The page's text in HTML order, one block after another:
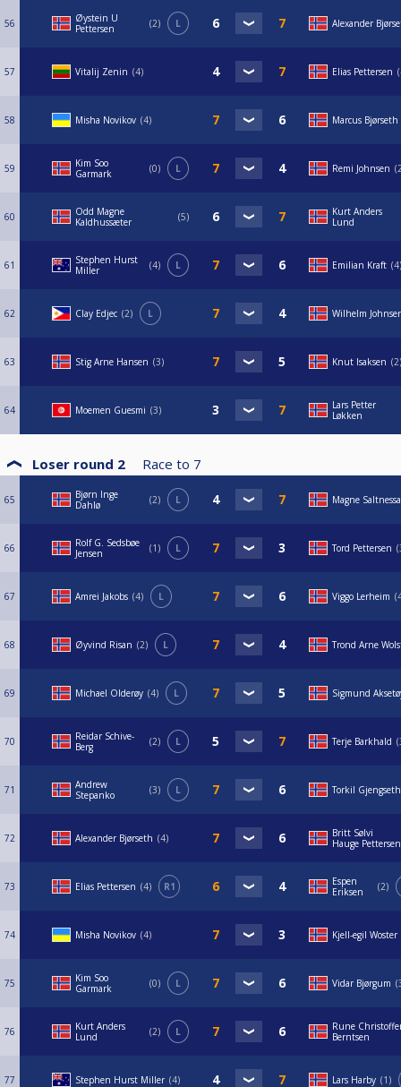
56
Øystein U
Pettersen
2 L Alexander
57 Vitalij Zenin 4 Elias Pettersen
58 Misha Novikov 4 Marcus Bjørseth
59
Kim Soo
Garmark
0 L Remi Johnsen
60
Odd Magne
Kaldhussæter
5
Kurt Anders
Lund
61
Stephen Hurst
Miller
4 L Emilian Kraft 4
62 Clay Edjec 2 L Wilhelm
63 Stig Arne Hansen 3 Knut Isaksen 2
64 Moemen Guesmi 3
Lars Petter
Løkken
Loser round 2 Race to 7
65
Bjørn Inge
Dahlø
2 L Magne
66
Rolf G. Sedsbøe
Jensen
1 L Tord Pettersen
67 Amrei Jakobs 4 L Viggo Lerheim
68 Øyvind Risan 2 L Trond Arne
69 Michael Olderøy 4 L Sigmund
70
Reidar Schive-
Berg
2 L Terje Barkhald
71
Andrew
Stepanko
3 L Torkil Gjengseth
72 Alexander Bjørseth 4
Britt Sølvi
Hauge Pettersen
73 Elias Pettersen 4 R1
Espen
Eriksen
2
74 Misha Novikov 4 Kjell-egil Woster
75
Kim Soo
Garmark
0 L Vidar Bjørgum
76
Kurt Anders
Lund
2 L
Rune
Berntsen
77 Stephen Hurst Miller 4 Lars Harby 1